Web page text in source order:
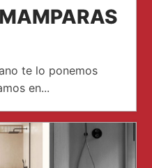
te lo ponemos
en...